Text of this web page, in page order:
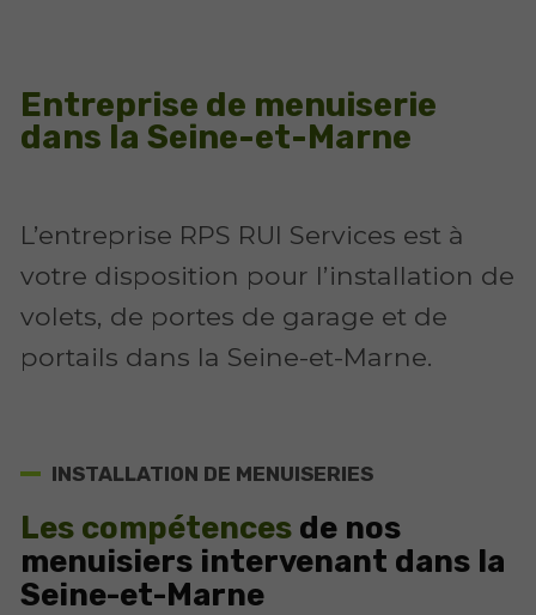
Entreprise de menuiserie
dans la Seine-et-Marne
L’entreprise RPS RUI Services est à
votre disposition pour l’installation de
volets, de portes de garage et de
portails dans la Seine-et-Marne.
INSTALLATION DE MENUISERIES
Les compétences de nos
menuisiers intervenant dans la
Seine-et-Marne